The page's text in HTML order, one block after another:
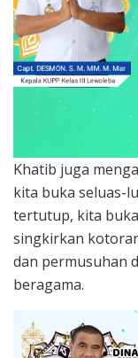
Khatib juga
kita buka seluas-
tertutup, kita
singkirkan
dan permusuhan
beragama.